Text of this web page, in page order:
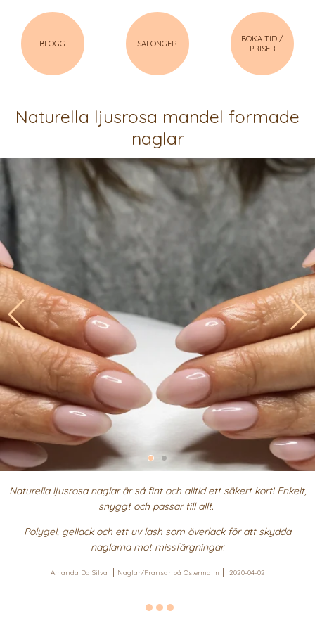
BLOGG SALONGER
BOKA TID /
PRISER
Naturella ljusrosa mandel formade
naglar
Naturella ljusrosa naglar är så fint och alltid ett säkert kort! Enkelt,
snyggt och passar till allt.
Polygel, gellack och ett uv lash som överlack för att skydda
naglarna mot missfärgningar.
Amanda Da Silva Naglar/Fransar på Östermalm 2020-04-02